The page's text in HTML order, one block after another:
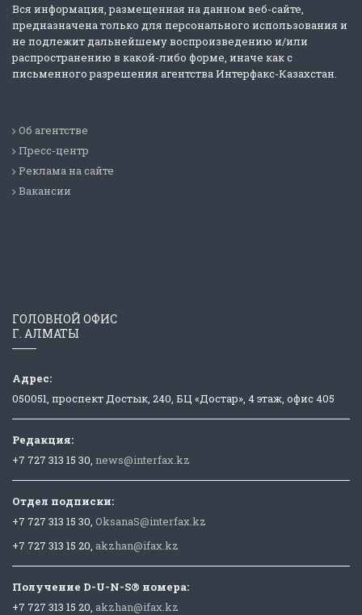
Вся информация, размещенная на данном веб-сайте,
предназначена только для персонального использования и
не подлежит дальнейшему воспроизведению и/или
распространению в какой-либо форме, иначе как с
письменного разрешения агентства Интерфакс-Казахстан.
Об агентстве
Пресс-центр
Реклама на сайте
Вакансии
ГОЛОВНОЙ ОФИС
Г. АЛМАТЫ
Адрес:
050051, проспект Достык, 240, БЦ «Достар», 4 этаж, офис 405
Редакция:
+7 727 313 15 30, news@interfax.kz
Отдел подписки:
+7 727 313 15 30, OksanaS@interfax.kz
+7 727 313 15 20, akzhan@ifax.kz
Получение D-U-N-S® номера:
+7 727 313 15 20, akzhan@ifax.kz